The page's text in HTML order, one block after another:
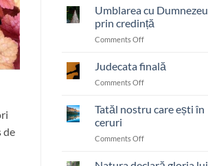
de
păcii
Umblarea cu Dumnezeu
prin credință
Comments Offon
cu
Dumnezeu
prin
Judecata finală
Comments Offon
Tatăl nostru care ești în
ceruri
Comments Offon
nostru